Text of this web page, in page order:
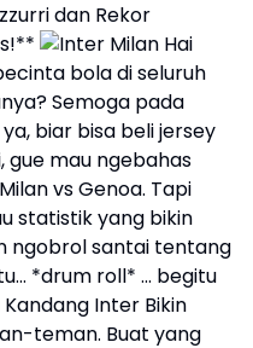
dan Rekor
Hai
bola di seluruh
Semoga pada
biar bisa beli jersey
gue mau ngebahas
vs Genoa. Tapi
statistik yang bikin
ngobrol santai tentang
*drum roll* ... begitu
Inter Bikin
teman. Buat yang